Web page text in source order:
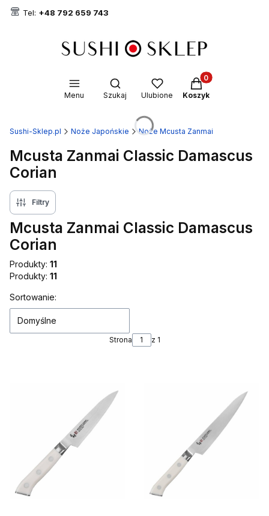
Tel: +48 792 659 743
Menu
Otwórz wyszukiwarkę
Szukaj Ulubione
Produkty w
Koszyk
Sushi-Sklep.pl Noże Japońskie Noże Mcusta Zanmai
Mcusta Zanmai Classic Damascus
Corian
Filtry
Mcusta Zanmai Classic Damascus
Corian
Produkty: 11
Produkty: 11
Lista produktów
Sortowanie:
Domyślne
Strona z 1